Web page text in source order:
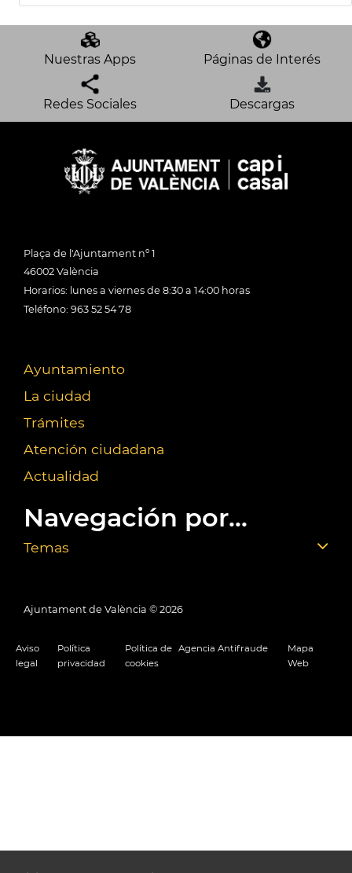
Nuestras Apps Páginas de Interés
Redes Sociales Descargas
Plaça de l'Ajuntament nº 1
46002 València
Horarios: lunes a viernes de 8:30 a 14:00 horas
Teléfono: 963 52 54 78
Ayuntamiento
La ciudad
Trámites
Atención ciudadana
Actualidad
Navegación por...
Temas
Ajuntament de València © 2026
Aviso
legal
Política
privacidad
Política de
cookies
Agencia Antifraude
Mapa
Web